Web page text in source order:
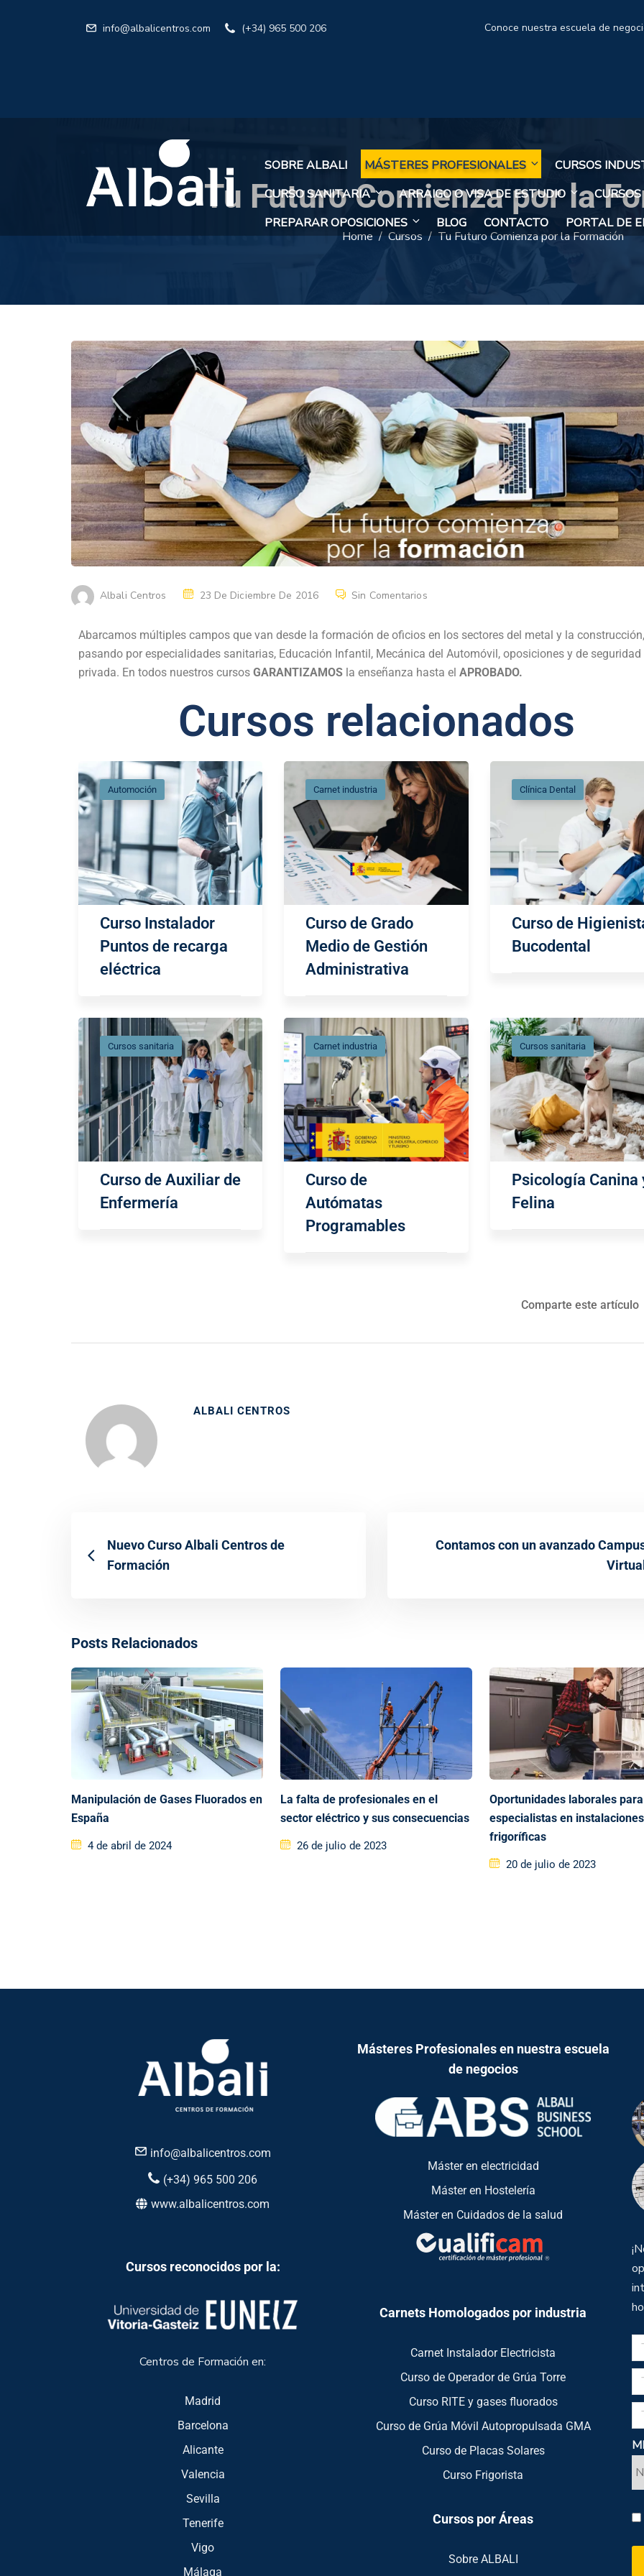
info@albalicentros.com (+34) 965 500 206 Conoce nuestra escuela de
SOBRE ALBALI MÁSTERES PROFESIONALES
CURSOS
CURSO SANITARIA
ARRAIGO O VISA DE ESTUDIO
PREPARAR OPOSICIONES
BLOG CONTACTO PORTAL DE
Tu Futuro Comienza por la
Home Cursos Tu Futuro Comienza por la Formación
Albali Centros 23 De Diciembre De 2016 Sin Comentarios
Abarcamos múltiples campos que van desde la formación de oficios en los sectores del metal y la construcción,
pasando por especialidades sanitarias, Educación Infantil, Mecánica del Automóvil, oposiciones y de seguridad
privada. En todos nuestros cursos GARANTIZAMOS la enseñanza hasta el APROBADO.
Cursos relacionados
Automoción
Curso Instalador
Puntos de recarga
eléctrica
Carnet industria
Curso de Grado
Medio de Gestión
Administrativa
Clínica Dental
Curso de
Bucodental
Cursos sanitaria
Curso de Auxiliar de
Enfermería
Carnet industria
Curso de
Autómatas
Programables
Cursos sanitaria
Psicología Canina
Felina
Comparte este artículo
ALBALI CENTROS
Nuevo Curso Albali Centros de
Formación
Contamos con un avanzado
Posts Relacionados
Manipulación de Gases Fluorados en
España
4 de abril de 2024
La falta de profesionales en el
sector eléctrico y sus consecuencias
26 de julio de 2023
Oportunidades laborales para
especialistas en instalaciones
frigoríficas
20 de julio de 2023
info@albalicentros.com
(+34) 965 500 206
www.albalicentros.com
Cursos reconocidos por la:
Centros de Formación en:
Madrid
Barcelona
Alicante
Valencia
Sevilla
Tenerife
Vigo
Málaga
Másteres Profesionales en nuestra escuela
de negocios
Máster en electricidad
Máster en Hostelería
Máster en Cuidados de la salud
Carnets Homologados por industria
Carnet Instalador Electricista
Curso de Operador de Grúa Torre
Curso RITE y gases fluorados
Curso de Grúa Móvil Autopropulsada GMA
Curso de Placas Solares
Curso Frigorista
Cursos por Áreas
Sobre ALBALI